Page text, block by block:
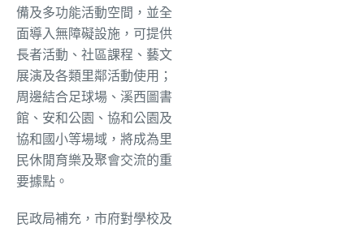
備及多功能活動空間，並全
面導入無障礙設施，可提供
長者活動、社區課程、藝文
展演及各類里鄰活動使用；
周邊結合足球場、溪西圖書
館、安和公園、協和公園及
協和國小等場域，將成為里
民休閒育樂及聚會交流的重
要據點。
民政局補充，市府對學校及